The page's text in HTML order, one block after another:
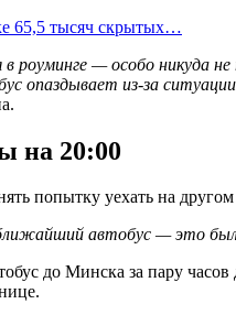
65,5 тысяч скрытых…
— особо никуда
опаздывает из-за
на 20:00
попытку уехать на
автобус — это
до Минска за пару